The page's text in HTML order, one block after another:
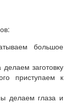
большое
заготовку
приступаем к
делаем глаза и